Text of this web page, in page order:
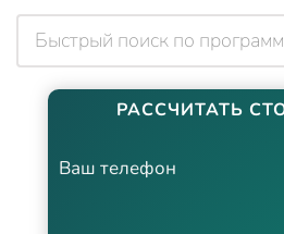
РАССЧИТАТЬ
Ваш телефон